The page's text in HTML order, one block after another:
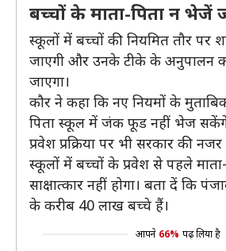
बच्चों के माता-पिता न
स्कूलों में बच्चों की नियमित तौर पर
जाएगी और उनके टीके के अनुपालन
जाएगा।
कौर ने कहा कि नए नियमों के
पिता स्कूल में जंक फूड नहीं भेज
प्रवेश प्रक्रिया पर भी सरकार की नजर
स्कूलों में बच्चों के प्रवेश से पहले
साक्षात्कार नहीं होगा। बता दें कि
के करीब 40 लाख बच्चे हैं।
आपने 66% पढ़ लिया है